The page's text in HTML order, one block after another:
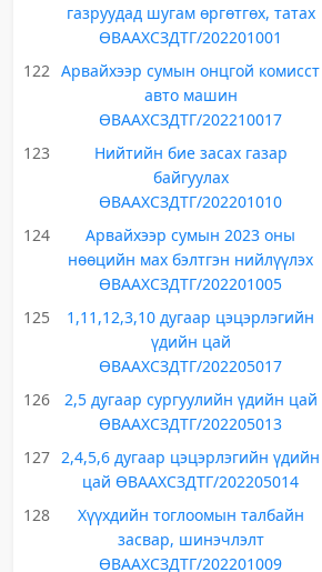
газруудад шугам өргөтгөх, татах
ӨВААХСЗДТГ/202201001
122 Арвайхээр сумын онцгой комисст
авто машин
ӨВААХСЗДТГ/202210017
123
Нийтийн бие засах газар
байгуулах
ӨВААХСЗДТГ/202201010
124
Арвайхээр сумын 2023 оны
нөөцийн мах бэлтгэн нийлүүлэх
ӨВААХСЗДТГ/202201005
125
1,11,12,3,10 дугаар цэцэрлэгийн
үдийн цай
ӨВААХСЗДТГ/202205017
126
2,5 дугаар сургуулийн үдийн цай
ӨВААХСЗДТГ/202205013
127 2,4,5,6 дугаар цэцэрлэгийн үдийн
цай ӨВААХСЗДТГ/202205014
128
Хүүхдийн тоглоомын талбайн
засвар, шинэчлэлт
ӨВААХСЗДТГ/202201009